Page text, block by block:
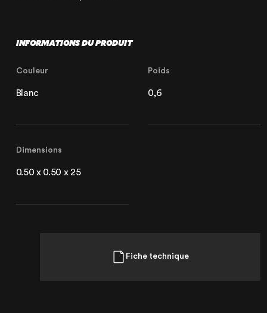
21 Avenue de l'Europe
+33 (1) 44 50 40 70
62520 Le Touquet, France
INFORMATIONS DU PRODUIT
Couleur
Blanc
Poids
0,6
Dimensions
0.50 x 0.50 x 25
Fiche technique